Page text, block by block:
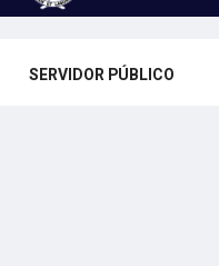
SERVIDOR PÚBLICO